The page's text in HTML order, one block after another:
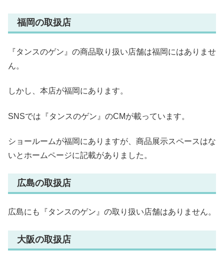
福岡の取扱店
『タンスのゲン』の商品取り扱い店舗は福岡にはありませ
ん。
しかし、本店が福岡にあります。
SNSでは『タンスのゲン』のCMが載っています。
ショールームが福岡にありますが、商品展示スペースはな
いとホームページに記載がありました。
広島の取扱店
広島にも『タンスのゲン』の取り扱い店舗はありません。
大阪の取扱店